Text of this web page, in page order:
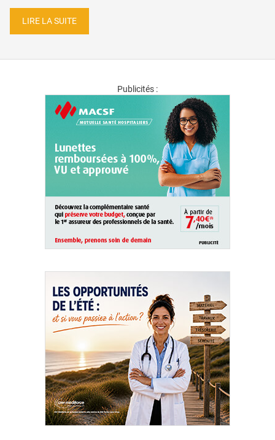
LIRE LA SUITE
Publicités :